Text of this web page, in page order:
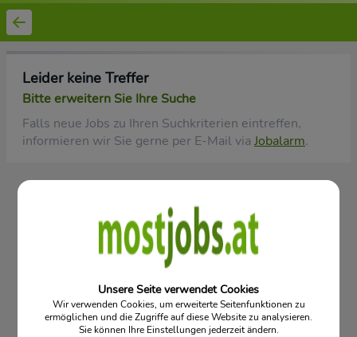
Leider keine Treffer
Bitte erweitern Sie Ihre Suche
Falls neue Jobs zu Ihren Suchkriterien eintreffen,
informieren wir Sie gerne per E-Mail via Jobalarm.
Mostjobs - niederösterreichischer Online Stellenmarkt für Ihre
Karriere
Datenschutz Kontakt Impressum
© 2026
Unsere Seite verwendet Cookies
Wir verwenden Cookies, um erweiterte Seitenfunktionen zu
ermöglichen und die Zugriffe auf diese Website zu analysieren.
Sie können Ihre Einstellungen jederzeit ändern.